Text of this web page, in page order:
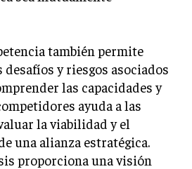
Y BUSINESS
EMPRESARIAL
Y SUCESIÓN
EMPRESARIAL
RESOLUCIÓN DE CONFLICTOS
también permite
y riesgos asociados
las capacidades y
ayuda a las
la viabilidad y el
una alianza estratégica.
proporciona una visión